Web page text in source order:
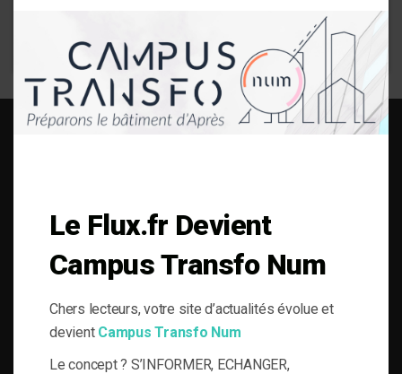
du bâtiment, de l’information journalistique inédite, fiable et multi-expertises.
Une actualité toujours connectée à des enjeux règlementaires et para-
grandes thématiques ancrées dans la réalité métier de ses lecteurs :
« Efficacité énergétique », « Conformité, pathologies & Polluants »,
préoccupations ». le-Flux c’est un concentré de partages d’expériences, de
Le Flux.fr Devient
Campus Transfo Num
Chers lecteurs, votre site d’actualités évolue et
devient Campus Transfo Num
Le concept ? S’INFORMER, ECHANGER,